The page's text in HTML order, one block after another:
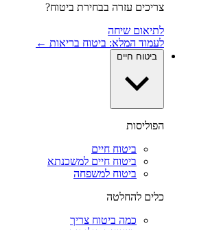
צריכים עזרה בבחירת ביטוח?
לתיאום שיחה
לעמוד המלא: ביטוח בריאות ←
ביטוח חיים
הפוליסות
ביטוח חיים
ביטוח חיים למשכנתא
ביטוח למשפחה
כלים להחלטה
כמה ביטוח צריך